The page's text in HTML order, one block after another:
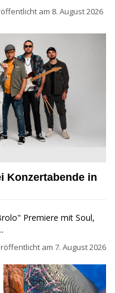
am 8. August 2026
Cuba" zu Gast beim
Konzertabende in
Premiere mit Soul,
am 7. August 2026